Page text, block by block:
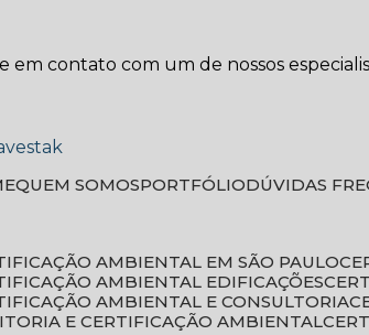
em contato com um de nossos
QUEM SOMOS PORTFÓLIO DÚVIDAS
AMBIENTAL EM SÃO PAULO
AMBIENTAL EDIFICAÇÕES
AMBIENTAL E CONSULTORIA
E CERTIFICAÇÃO AMBIENTAL